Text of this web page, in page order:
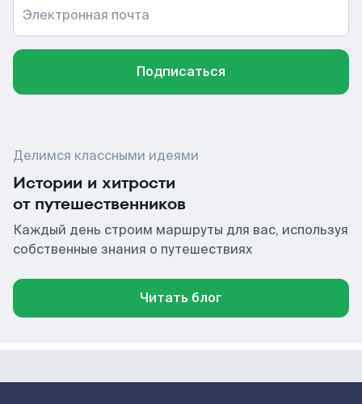
Электронная почта
Подписаться
Делимся классными идеями
Истории и хитрости
от путешественников
Каждый день строим маршруты для вас, используя
собственные знания о путешествиях
Читать блог